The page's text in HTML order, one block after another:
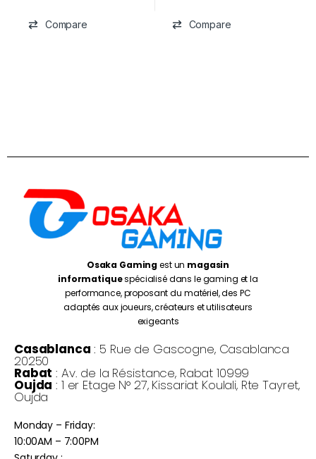
Compare Compare
Osaka Gamingest un magasin
informatiquespécialisé dans le gaming et la
performance, proposant du matériel, des PC
adaptés aux joueurs, créateurs et utilisateurs
exigeants
Casablanca : 5 Rue de Gascogne, Casablanca
20250
Rabat : Av. de la Résistance, Rabat 10999
Oujda : 1 er Etage N° 27, Kissariat Koulali, Rte Tayret,
Oujda
Monday – Friday:
10:00AM – 7:00PM